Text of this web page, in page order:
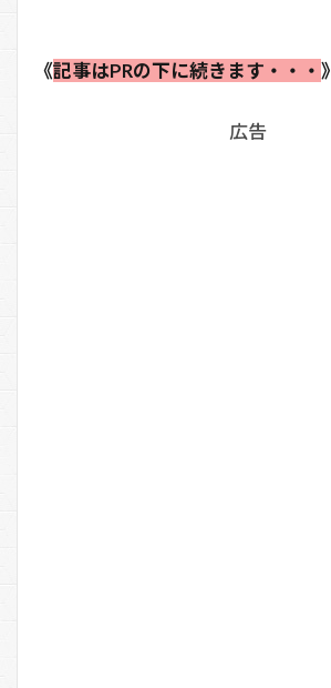
《記事はPRの下に続きます・・・ 》
広告